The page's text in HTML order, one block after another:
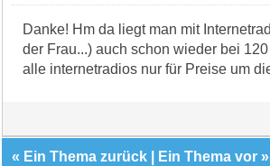
Danke! Hm da liegt man mit
der Frau...) auch schon wieder bei
alle internetradios nur für Preise um
« Ein Thema zurück Ein Thema vor »